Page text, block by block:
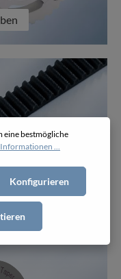
eine bestmögliche
...
Konfigurieren